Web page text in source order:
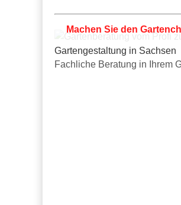
Machen Sie den
Fachliche Beratung in Ihrem